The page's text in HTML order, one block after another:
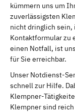
kümmern uns um
zuverlässigsten
nicht dringlich sein,
Kontaktformular zu
einen Notfall, ist
für Sie erreichbar.
Unser Notdienst-
schnell zur Hilfe.
Klempner-
Klempner sind